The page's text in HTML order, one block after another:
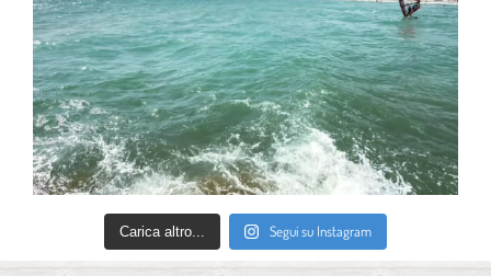
Carica altro... Segui su Instagram